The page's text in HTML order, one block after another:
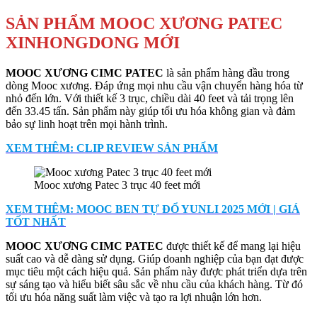
SẢN PHẨM MOOC XƯƠNG PATEC
XINHONGDONG MỚI
MOOC XƯƠNG CIMC PATEC là sản phẩm hàng đầu trong
dòng Mooc xương. Đáp ứng mọi nhu cầu vận chuyển hàng hóa từ
nhỏ đến lớn. Với thiết kế 3 trục, chiều dài 40 feet và tải trọng lên
đến 33.45 tấn. Sản phẩm này giúp tối ưu hóa không gian và đảm
bảo sự linh hoạt trên mọi hành trình.
XEM THÊM: CLIP REVIEW SẢN PHẨM
Mooc xương Patec 3 trục 40 feet mới
XEM THÊM: MOOC BEN TỰ ĐỔ YUNLI 2025 MỚI | GIÁ
TỐT NHẤT
MOOC XƯƠNG CIMC PATEC được thiết kế để mang lại hiệu
suất cao và dễ dàng sử dụng. Giúp doanh nghiệp của bạn đạt được
mục tiêu một cách hiệu quả. Sản phẩm này được phát triển dựa trên
sự sáng tạo và hiểu biết sâu sắc về nhu cầu của khách hàng. Từ đó
tối ưu hóa năng suất làm việc và tạo ra lợi nhuận lớn hơn.